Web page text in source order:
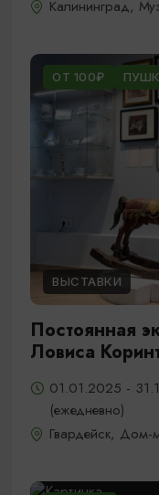
Калининград,
ОТ 100₽
ВЫСТАВКИ
Постоянная
Ловиса
01.01.2025 -
(ежедневно)
Гвардейск, Дом-